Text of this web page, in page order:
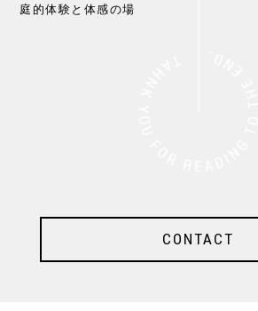
庭的体験と体感の場
CONTACT